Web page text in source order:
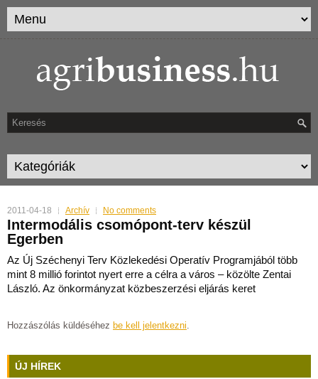
2011-04-18 Archív No comments
Intermodális csomópont-terv készül
Egerben
Az Új Széchenyi Terv Közlekedési Operatív Programjából több
mint 8 millió forintot nyert erre a célra a város – közölte Zentai
László. Az önkormányzat közbeszerzési eljárás keret
Hozzászólás küldéséhez be kell jelentkezni.
ÚJ HÍREK